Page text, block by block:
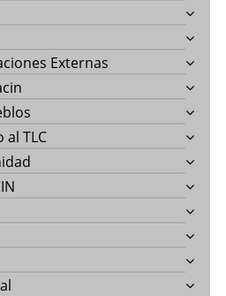
Externas
al TLC